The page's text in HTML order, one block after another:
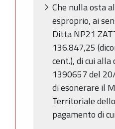
Che nulla osta
esproprio, ai
Ditta NP21
136.847,25
cent.), di cui
1390657 del
di esonerare il
Territoriale
pagamento di